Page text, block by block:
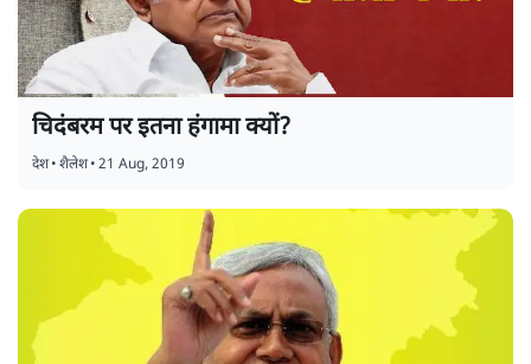
चिदंबरम पर इतना हंगामा क्यों?
देश•शैलेश•21 Aug, 2019